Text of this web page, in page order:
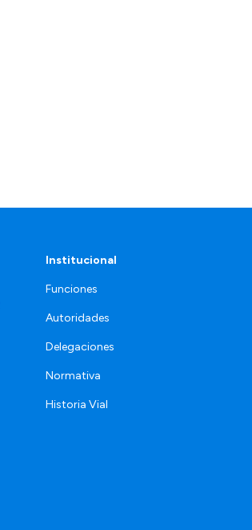
Institucional
Funciones
Autoridades
Delegaciones
Normativa
Historia Vial